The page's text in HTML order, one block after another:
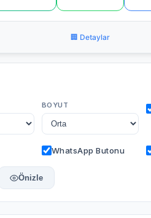
🏢 Detaylar
BOYUT
WhatsApp Butonu
Önizle